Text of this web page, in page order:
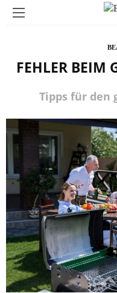
FEHLER BEIM
Tipps für den